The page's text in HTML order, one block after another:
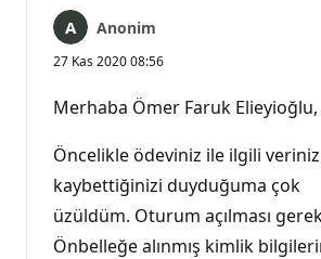
Anonim
27 Kas 2020 08:56
Merhaba Ömer Faruk Elieyioğlu,
Öncelikle ödeviniz ile ilgili
kaybettiğinizi duyduğuma çok
üzüldüm. Oturum açılması
Önbelleğe alınmış kimlik